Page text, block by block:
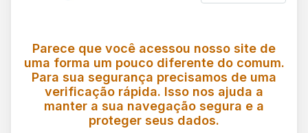
Parece que você acessou nosso site de
uma forma um pouco diferente do comum.
Para sua segurança precisamos de uma
verificação rápida. Isso nos ajuda a
manter a sua navegação segura e a
proteger seus dados.